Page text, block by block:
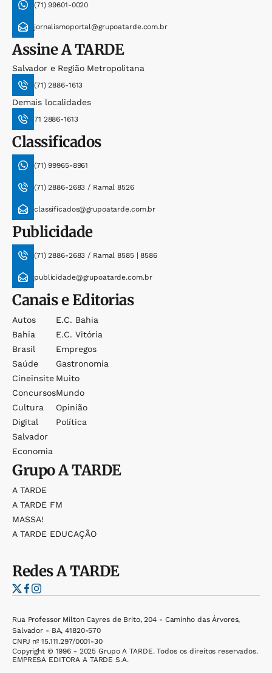
(71) 99601-0020
jornalismoportal@grupoatarde.com.br
AssineA TARDE
Salvador e Região Metropolitana
(71) 2886-1613
Demais localidades
71 2886-1613
Classificados
(71) 99965-8961
(71) 2886-2683 / Ramal 8526
classificados@grupoatarde.com.br
Publicidade
(71) 2886-2683 / Ramal 8585 | 8586
publicidade@grupoatarde.com.br
Canais e Editorias
Autos
Bahia
Brasil
Saúde
Cineinsite
Concursos
Cultura
Digital
Salvador
Economia
E.c. Bahia
E.c. Vitória
Empregos
Gastronomia
Muito
Mundo
Opinião
Política
GrupoA TARDE
A TARDE
A TARDE FM
MASSA!
A TARDE EDUCAÇÃO
RedesA TARDE
Rua Professor Milton Cayres de Brito, 204 - Caminho das Árvores,
Salvador - BA, 41820-570
CNPJ nº 15.111.297/0001-30
Copyright © 1996 - 2025 Grupo A TARDE. Todos os direitos reservados.
EMPRESA EDITORA A TARDE S.A.